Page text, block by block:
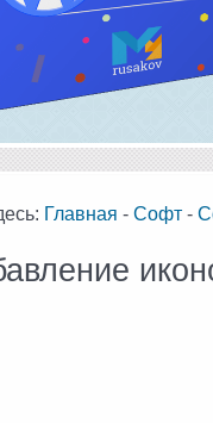
Главная - Софт -